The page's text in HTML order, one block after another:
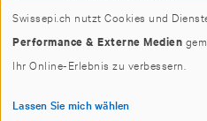
Swissepi.ch nutzt Cookies und
Performance & Externe Medien
Ihr Online-Erlebnis zu verbessern.
Lassen Sie mich wählen